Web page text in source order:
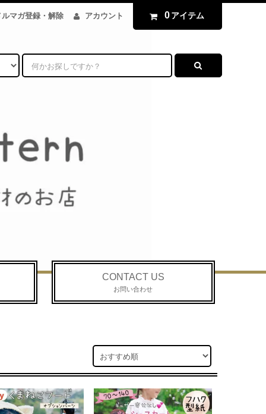
ルマガ登録・解除 アカウント 0 アイテム
CONTACT US
お問い合わせ